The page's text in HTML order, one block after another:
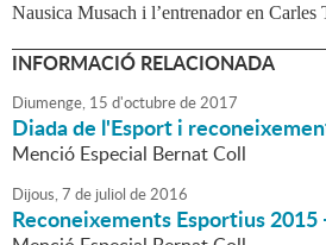
Nausica Musach i l’entrenador en Carles
INFORMACIÓ RELACIONADA
Diumenge, 15 d'octubrede2017
Diada de l'Esport i
Menció Especial Bernat Coll
Dijous,7 de juliol de2016
Reconeixements Esportius 2015